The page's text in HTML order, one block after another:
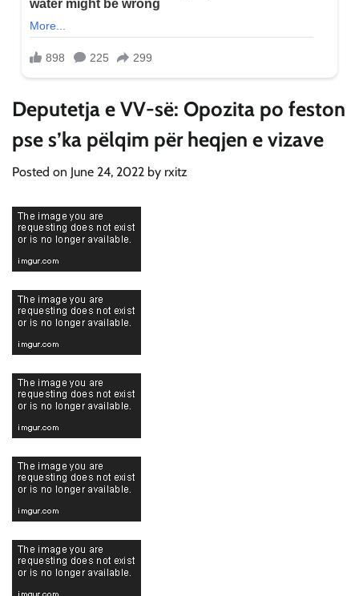
Deputetja e VV-së: Opozita po feston
pse s’ka pëlqim për heqjen e vizave
Posted on June 24, 2022 by rxitz